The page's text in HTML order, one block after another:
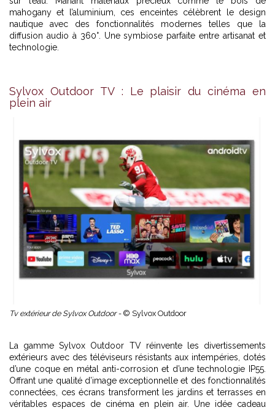
mahogany et l’aluminium, ces enceintes célèbrent le design
nautique avec des fonctionnalités modernes telles que la
diffusion audio à 360°. Une symbiose parfaite entre artisanat et
technologie.
Sylvox Outdoor TV : Le plaisir du cinéma en
plein air
Tv extérieur de Sylvox Outdoor - © Sylvox Outdoor
La gamme Sylvox Outdoor TV réinvente les divertissements
extérieurs avec des téléviseurs résistants aux intempéries, dotés
d’une coque en métal anti-corrosion et d’une technologie IP55.
Offrant une qualité d’image exceptionnelle et des fonctionnalités
connectées, ces écrans transforment les jardins et terrasses en
véritables espaces de cinéma en plein air. Une idée cadeau